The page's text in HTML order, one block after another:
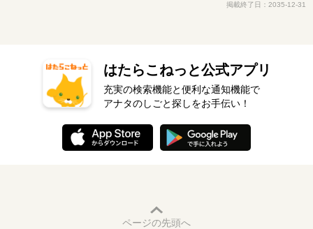
掲載終了日：2035-12-31
はたらこねっと公式アプリ
充実の検索機能と便利な通知機能で
アナタのしごと探しをお手伝い！
ページの先頭へ